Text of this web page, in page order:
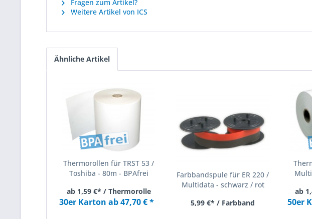
Fragen zum Artikel?
Weitere Artikel von ICS
Ähnliche Artikel
Thermorollen für TRST 53 /
Toshiba - 80m - BPAfrei
ab 1,59 €* / Thermorolle
30er Karton ab 47,70 € *
Farbbandspule für ER 220 /
Multidata - schwarz / rot
5,99 €* / Farbband
ab
50er